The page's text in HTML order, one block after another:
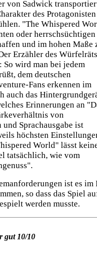
von Sadwick
des
"The Whispered
oder herrschsüchtigen
und im hohen Maße
Erzähler des
wird man bei jedem
dem deutschen
Fans erkennen im
auch das
Erinnerungen an
von
Sprachausgabe ist
höchsten
World" lässt
tatsächlich, wie vom
ist es im
so dass das Spiel
werden musste.
gut 10/10